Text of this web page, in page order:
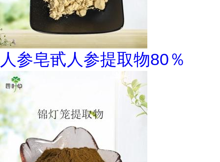
人参皂甙人参提取物80％